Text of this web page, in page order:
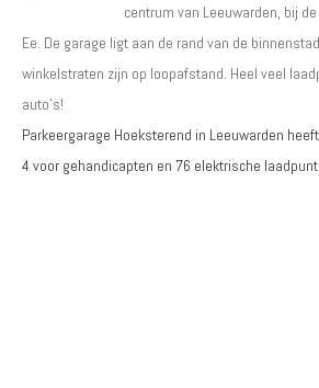
centrum van Leeuwarden, bij
Ee. De garage ligt aan de rand van de
winkelstraten zijn op loopafstand. Heel veel
auto's!
Parkeergarage Hoeksterend in Leeuwarden heeft
4 voor gehandicapten en 76 elektrische